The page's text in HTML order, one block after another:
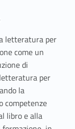
letteratura per
come un
di
per
la
competenze
libro e alla